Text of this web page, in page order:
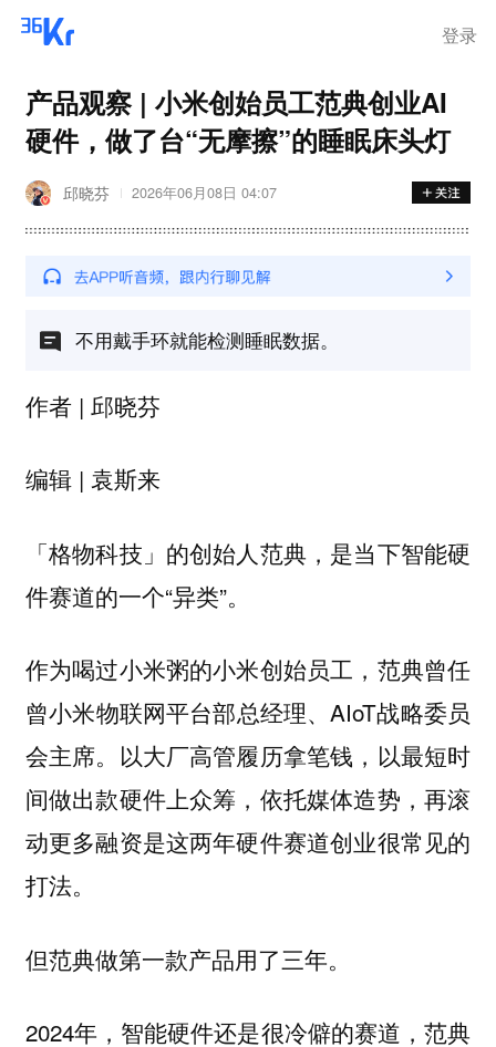
登录
产品观察 | 小米创始员工范典创业AI
硬件，做了台“无摩擦”的睡眠床头灯
邱晓芬 2026年06月08日 04:07
不用戴手环就能检测睡眠数据。
作者 | 邱晓芬
编辑 | 袁斯来
「格物科技」的创始人范典，是当下智能硬
件赛道的一个“异类”。
作为喝过小米粥的小米创始员工，范典曾任
曾小米物联网平台部总经理、AIoT战略委员
会主席。以大厂高管履历拿笔钱，以最短时
间做出款硬件上众筹，依托媒体造势，再滚
动更多融资是这两年硬件赛道创业很常见的
打法。
但范典做第一款产品用了三年。
2024年，智能硬件还是很冷僻的赛道，范典